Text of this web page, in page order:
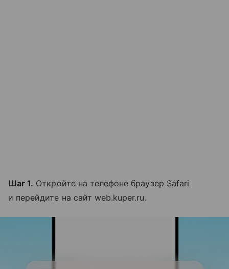
Шаг 1. Откройте на телефоне браузер Safari
и перейдите на сайт web.kuper.ru.